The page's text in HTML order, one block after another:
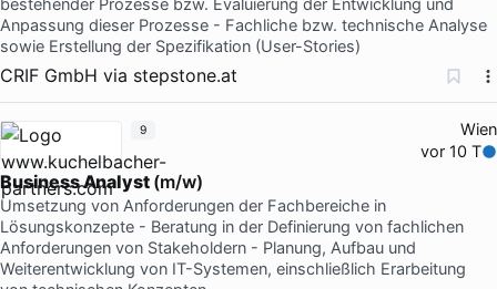
bestehender Prozesse bzw. Evaluierung der Entwicklung und
Anpassung dieser Prozesse - Fachliche bzw. technische Analyse
sowie Erstellung der Spezifikation (User-Stories)
CRIF GmbH via stepstone.at
Wien
vor 10 T
Business Analyst(m/w)
Umsetzung von Anforderungen der Fachbereiche in
Lösungskonzepte - Beratung in der Definierung von fachlichen
Anforderungen von Stakeholdern - Planung, Aufbau und
Weiterentwicklung von IT-Systemen, einschließlich Erarbeitung
9